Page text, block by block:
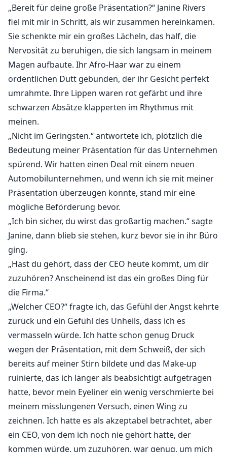
„Bereit für deine große Präsentation?“ Janine Rivers
fiel mit mir in Schritt, als wir zusammen hereinkamen.
Sie schenkte mir ein großes Lächeln, das half, die
Nervosität zu beruhigen, die sich langsam in meinem
Magen aufbaute. Ihr Afro-Haar war zu einem
ordentlichen Dutt gebunden, der ihr Gesicht perfekt
umrahmte. Ihre Lippen waren rot gefärbt und ihre
schwarzen Absätze klapperten im Rhythmus mit
meinen.
„Nicht im Geringsten.“ antwortete ich, plötzlich die
Bedeutung meiner Präsentation für das Unternehmen
spürend. Wir hatten einen Deal mit einem neuen
Automobilunternehmen, und wenn ich sie mit meiner
Präsentation überzeugen konnte, stand mir eine
mögliche Beförderung bevor.
„Ich bin sicher, du wirst das großartig machen.“ sagte
Janine, dann blieb sie stehen, kurz bevor sie in ihr Büro
ging.
„Hast du gehört, dass der CEO heute kommt, um dir
zuzuhören? Anscheinend ist das ein großes Ding für
die Firma.“
„Welcher CEO?“ fragte ich, das Gefühl der Angst kehrte
zurück und ein Gefühl des Unheils, dass ich es
vermasseln würde. Ich hatte schon genug Druck
wegen der Präsentation, mit dem Schweiß, der sich
bereits auf meiner Stirn bildete und das Make-up
ruinierte, das ich länger als beabsichtigt aufgetragen
hatte, bevor mein Eyeliner ein wenig verschmierte bei
meinem misslungenen Versuch, einen Wing zu
zeichnen. Ich hatte es als akzeptabel betrachtet, aber
ein CEO, von dem ich noch nie gehört hatte, der
kommen würde, um zuzuhören, war genug, um mich